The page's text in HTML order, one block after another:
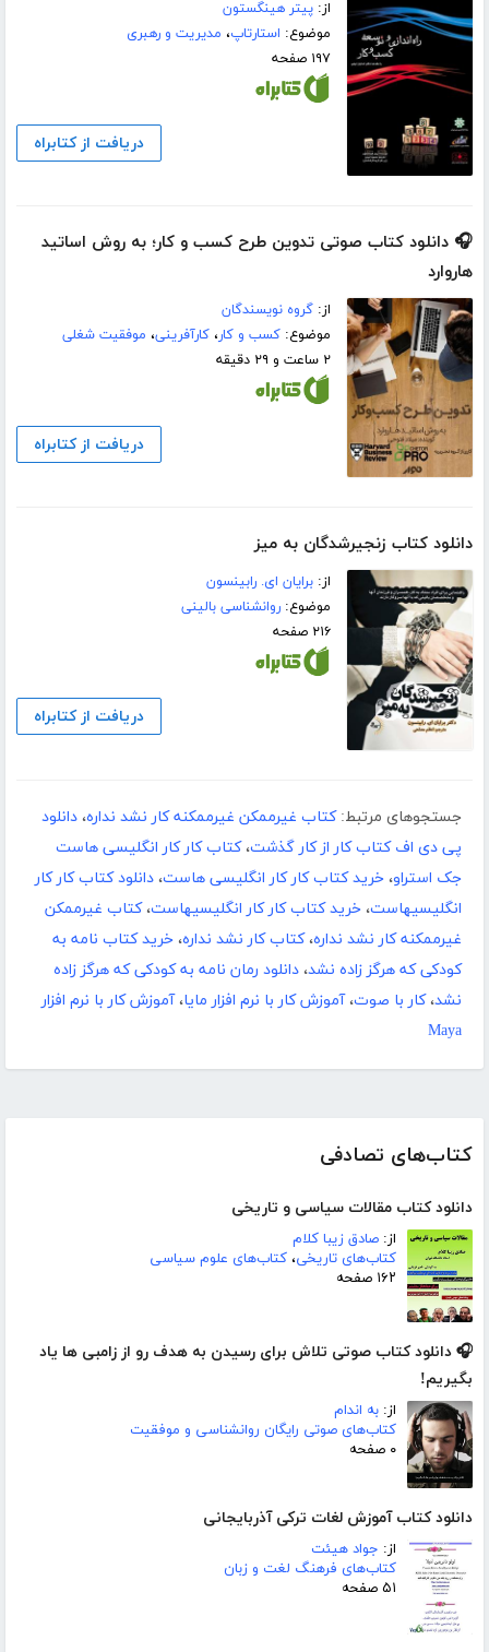
کتاب‌های تصادفی
دانلود کتاب مقالات سیاسی و تاریخی
از: صادق زیبا کلام
کتاب‌های تاریخی، کتاب‌های علوم سیاسی
۱۶۲ صفحه
🎧 دانلود کتاب صوتی تلاش برای رسیدن به هدف رو از زامبی ها یاد
بگیریم!
از: به اندام
کتاب‌های صوتی رایگان روانشناسی و موفقیت
۰ صفحه
دانلود کتاب آموزش لغات ترکی آذربایجانی
از: جواد هیئت
کتاب‌های فرهنگ لغت و زبان
۵۱ صفحه
از:پیتر هینگستون
موضوع: استارتاپ، مدیریت و رهبری
۱۹۷ صفحه
دریافت از کتابراه
🎧 دانلود کتاب صوتی تدوین طرح کسب و کار؛ به روش اساتید
هاروارد
از:گروه نویسندگان
موضوع:کسب و کار،کارآفرینی، موفقیت شغلی
۲ ساعت و ۲۹ دقیقه
دریافت از کتابراه
دانلود کتاب زنجیرشدگان به میز
از:برایان ای. رابینسون
موضوع:روانشناسی بالینی
۲۱۶ صفحه
دریافت از کتابراه
جستجوهای مرتبط: کتاب غیرممکن غیرممکنه کار نشد نداره، دانلود
پی دی اف کتاب کار از کار گذشت،کتاب کار کار انگلیسی هاست
جک استراو، خرید کتاب کار کار انگلیسی هاست، دانلود کتاب کار کار
انگلیسیهاست، خرید کتاب کار کار انگلیسیهاست،کتاب غیرممکن
غیرممکنه کار نشد نداره،کتاب کار نشد نداره، خرید کتاب نامه به
کودکی که هرگز زاده نشد، دانلود رمان نامه به کودکی که هرگز زاده
نشد،کار با صوت،آموزش کار با نرم افزار مایا،آموزش کار با نرم افزار
Maya